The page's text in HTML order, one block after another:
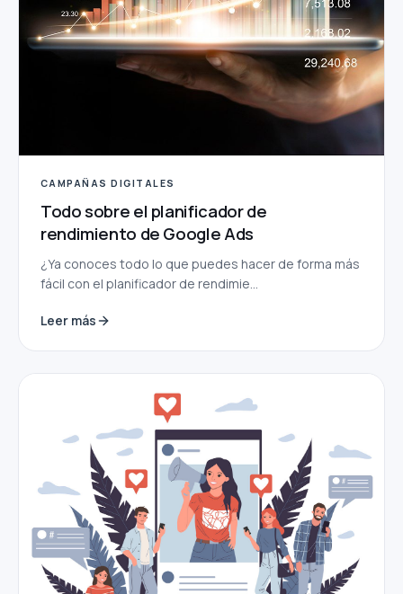
CAMPAÑAS DIGITALES
Todo sobre el planificador de
rendimiento de Google Ads
¿Ya conoces todo lo que puedes hacer de forma más
fácil con el planificador de rendimie...
Leer más